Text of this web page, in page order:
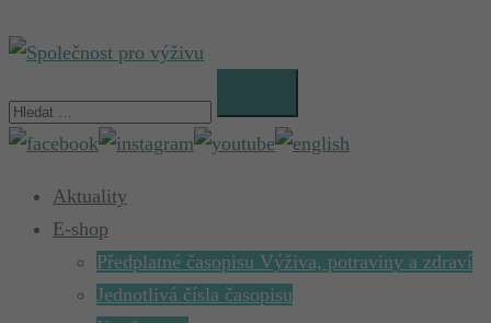
Aktuality
E-shop
Předplatné časopisu Výživa, potraviny a zdraví
Jednotlivá čísla časopisu